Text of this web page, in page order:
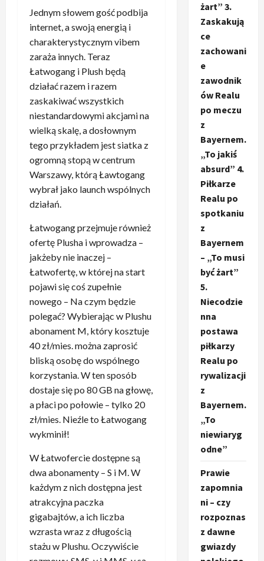
Jednym słowem gość podbija
internet, a swoją energią i
charakterystycznym vibem
zaraża innych. Teraz
Łatwogang i Plush będą
działać razem i razem
zaskakiwać wszystkich
niestandardowymi akcjami na
wielką skalę, a dosłownym
tego przykładem jest siatka z
ogromną stopą w centrum
Warszawy, którą Ławtogang
wybrał jako launch wspólnych
działań.
Łatwogang przejmuje również
ofertę Plusha i wprowadza –
jakżeby nie inaczej –
Łatwofertę, w której na start
pojawi się coś zupełnie
nowego – Na czym będzie
polegać? Wybierając w Plushu
abonament M, który kosztuje
40 zł/mies. można zaprosić
bliską osobę do wspólnego
korzystania. W ten sposób
dostaje się po 80 GB na głowę,
a płaci po połowie – tylko 20
zł/mies. Nieźle to Łatwogang
wykminił!
W Łatwofercie dostępne są
dwa abonamenty – S i M. W
każdym z nich dostępna jest
atrakcyjna paczka
gigabajtów, a ich liczba
wzrasta wraz z długością
stażu w Plushu. Oczywiście
żart” 3.
Zaskakują
ce
zachowani
e
zawodnik
ów Realu
po meczu
z
Bayernem.
„To jakiś
absurd” 4.
Piłkarze
Realu po
spotkaniu
z
Bayernem
– „To musi
być żart”
5.
Niecodzie
nna
postawa
piłkarzy
Realu po
rywalizacji
z
Bayernem.
„To
niewiaryg
odne”
Prawie
zapomnia
ni – czy
rozpoznas
z dawne
gwiazdy